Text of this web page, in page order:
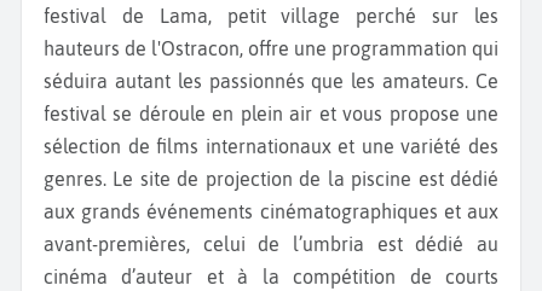
festival de Lama, petit village perché sur les
hauteurs de l'Ostracon, offre une programmation qui
séduira autant les passionnés que les amateurs. Ce
festival se déroule en plein air et vous propose une
sélection de films internationaux et une variété des
genres. Le site de projection de la piscine est dédié
aux grands événements cinématographiques et aux
avant-premières, celui de l’umbria est dédié au
cinéma d’auteur et à la compétition de courts